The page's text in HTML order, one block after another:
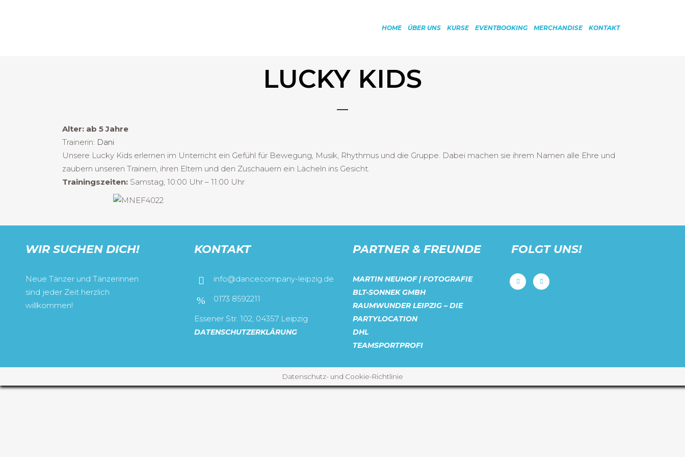
HOME ÜBER UNS KURSE EVENTBOOKING MERCHANDISE KONTAKT
LUCKY KIDS
Alter: ab 5 Jahre
Trainerin: Dani
Unsere Lucky Kids erlernen im Unterricht ein Gefühl für Bewegung, Musik, Rhythmus und die Gruppe. Dabei machen sie ihrem Namen alle Ehre und
zaubern unseren Trainern, ihren Eltern und den Zuschauern ein Lächeln ins Gesicht.
Trainingszeiten: Samstag, 10:00 Uhr – 11:00 Uhr
WIR SUCHEN DICH!
Neue Tänzer und Tänzerinnen
sind jeder Zeit herzlich
willkommen!
KONTAKT
info@dancecompany-leipzig.de
0173 8592211
Essener Str. 102, 04357 Leipzig
DATENSCHUTZERKLÄRUNG
PARTNER & FREUNDE
MARTIN NEUHOF | FOTOGRAFIE
BLT-SONNEK GMBH
RAUMWUNDER LEIPZIG – DIE
PARTYLOCATION
DHL
TEAMSPORTPROFI
FOLGT UNS!
Datenschutz- und Cookie-Richtlinie